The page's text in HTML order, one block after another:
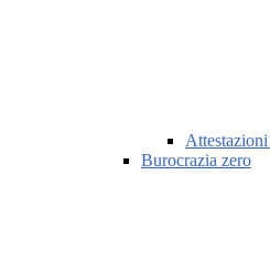
Burocrazia zero